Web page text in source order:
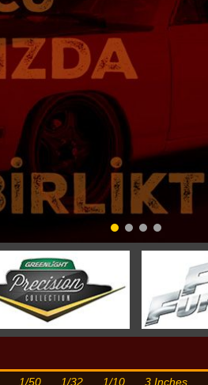
1/50 1/32 1/10 3 Inches